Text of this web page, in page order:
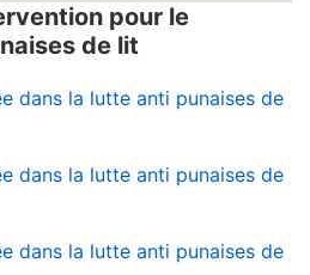
pour le
de lit
dans la lutte anti punaises de
dans la lutte anti punaises de
dans la lutte anti punaises de